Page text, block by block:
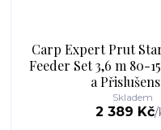
Carp Expert Prut
Feeder Set 3,6 m 80-
a
2 389 Kč/
Skladem